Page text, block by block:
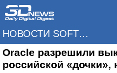
НОВОСТИ SOFTWARE
Oracle разрешили
российской